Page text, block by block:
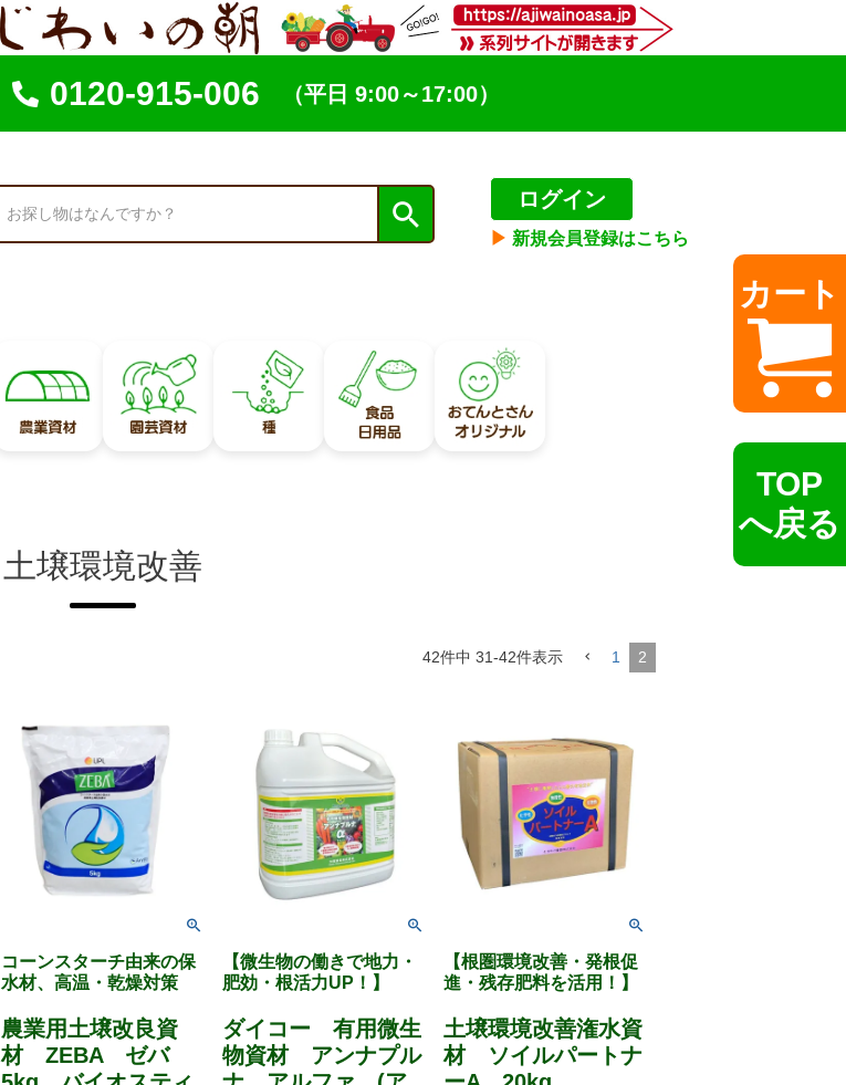
0120-915-006 （平日 9:00～17:00）
ログイン
▶︎ 新規会員登録はこちら
カート
TOP
へ戻る
土壌環境改善
42件中 31-42件表示 1 2
コーンスターチ由来の保
水材、高温・乾燥対策
農業用土壌改良資
材 ZEBA ゼバ
【微生物の働きで地力・
肥効・根活力UP！】
ダイコー 有用微生
物資材 アンナプル
【根圏環境改善・発根促
進・残存肥料を活用！】
土壌環境改善潅水資
材 ソイルパートナ